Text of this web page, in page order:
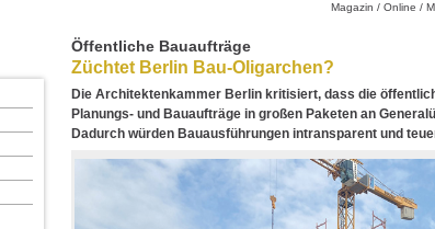
Magazin / Online /
Öffentliche Bauaufträge
Züchtet Berlin Bau-Oligarchen?
Die Architektenkammer Berlin kritisiert, dass die
Planungs- und Bauaufträge in großen Paketen an
Dadurch würden Bauausführungen intransparent und